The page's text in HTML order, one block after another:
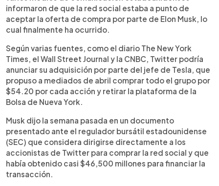
informaron de que la red social estaba a punto de
aceptar la oferta de compra por parte de Elon Musk, lo
cual finalmente ha ocurrido.
Según varias fuentes, como el diario The New York
Times, el Wall Street Journal y la CNBC, Twitter podría
anunciar su adquisición por parte del jefe de Tesla, que
propuso a mediados de abril comprar todo el grupo por
$54.20 por cada acción y retirar la plataforma de la
Bolsa de Nueva York.
Musk dijo la semana pasada en un documento
presentado ante el regulador bursátil estadounidense
(SEC) que considera dirigirse directamente a los
accionistas de Twitter para comprar la red social y que
había obtenido casi $46,500 millones para financiar la
transacción.